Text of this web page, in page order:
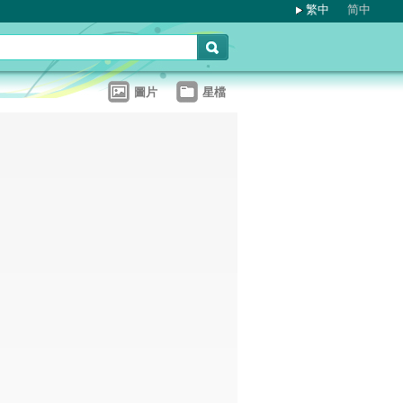
繁中 简中
圖片 星檔